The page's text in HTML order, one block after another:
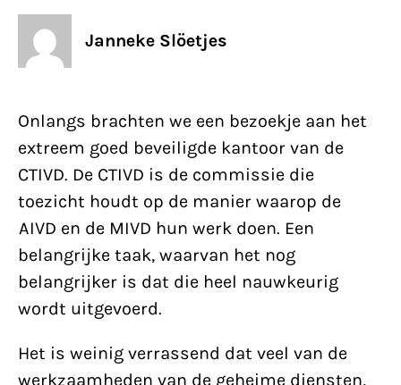
Janneke Slöetjes
Onlangs brachten we een bezoekje aan het
extreem goed beveiligde kantoor van de
CTIVD. De CTIVD is de commissie die
toezicht houdt op de manier waarop de
AIVD en de MIVD hun werk doen. Een
belangrijke taak, waarvan het nog
belangrijker is dat die heel nauwkeurig
wordt uitgevoerd.
Het is weinig verrassend dat veel van de
werkzaamheden van de geheime diensten,